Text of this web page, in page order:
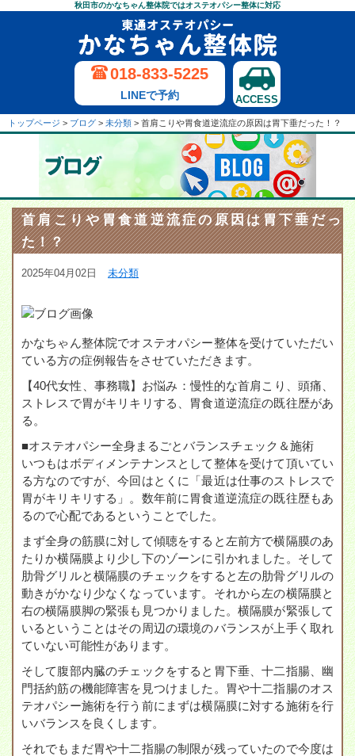
秋田市のかなちゃん整体院ではオステオパシー整体に対応
018-833-5225
LINEで予約 ACCESS
トップページ > ブログ > 未分類 > 首肩こりや胃食道逆流症の原因は胃下垂だった！？
首肩こりや胃食道逆流症の原因は胃下垂だっ
た！？
2025年04月02日 未分類
かなちゃん整体院でオステオパシー整体を受けていただい
ている方の症例報告をさせていただきます。
【40代女性、事務職】お悩み：慢性的な首肩こり、頭痛、
ストレスで胃がキリキリする、胃食道逆流症の既往歴があ
る。
■オステオパシー全身まるごとバランスチェック＆施術
いつもはボディメンテナンスとして整体を受けて頂いてい
る方なのですが、今回はとくに「最近は仕事のストレスで
胃がキリキリする」。数年前に胃食道逆流症の既往歴もあ
るので心配であるということでした。
まず全身の筋膜に対して傾聴をすると左前方で横隔膜のあ
たりか横隔膜より少し下のゾーンに引かれました。そして
肋骨グリルと横隔膜のチェックをすると左の肋骨グリルの
動きがかなり少なくなっています。それから左の横隔膜と
右の横隔膜脚の緊張も見つかりました。横隔膜が緊張して
いるということはその周辺の環境のバランスが上手く取れ
ていない可能性があります。
そして腹部内臓のチェックをすると胃下垂、十二指腸、幽
門括約筋の機能障害を見つけました。胃や十二指腸のオス
テオパシー施術を行う前にまずは横隔膜に対する施術を行
いバランスを良くします。
それでもまだ胃や十二指腸の制限が残っていたので今度は